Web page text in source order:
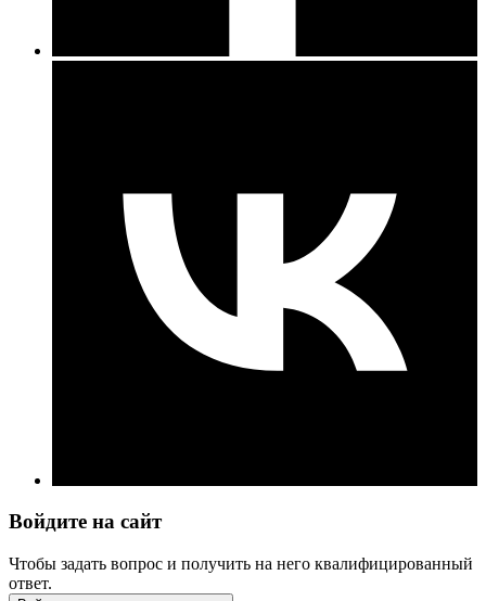
Войдите на сайт
Чтобы задать вопрос и получить на него квалифицированный
ответ.